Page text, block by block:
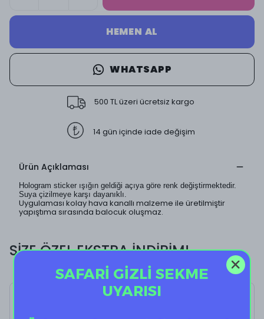
HEMEN AL
WHATSAPP
500 TL üzeri ücretsiz kargo
14 gün içinde iade değişim
Ürün Açıklaması
Hologram sticker ışığın geldiği açıya göre renk değiştirmektedir.
Suya çizilmeye karşı dayanıklı.
Uygulaması kolay hava kanallı malzeme ile üretilmiştir
yapıştıma sırasında balocuk oluşmaz.
SİZE ÖZEL EKSTRA İNDİRİM!
SAFARİ GİZLİ SEKME
UYARISI